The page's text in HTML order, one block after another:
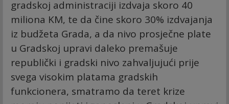
gradskoj administraciji izdvaja skoro 40
miliona KM, te da čine skoro 30% izdvajanja
iz budžeta Grada, a da nivo prosječne plate
u Gradskoj upravi daleko premašuje
republički i gradski nivo zahvaljujući prije
svega visokim platama gradskih
funkcionera, smatramo da teret krize